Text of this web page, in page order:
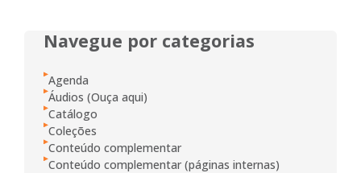
Navegue por categorias
Agenda
Áudios (Ouça aqui)
Catálogo
Coleções
Conteúdo complementar
Conteúdo complementar (páginas internas)